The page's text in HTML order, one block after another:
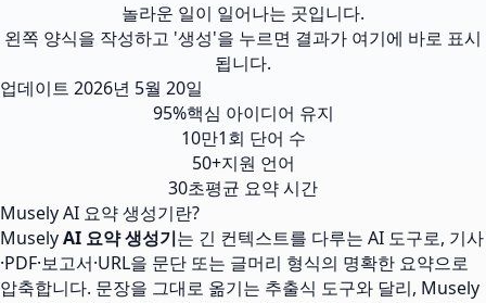
놀라운 일이 일어나는 곳입니다.
왼쪽 양식을 작성하고 '생성'을 누르면 결과가 여기에 바로 표시
됩니다.
업데이트 2026년 5월 20일
95%핵심 아이디어 유지
10만1회 단어 수
50+지원 언어
30초평균 요약 시간
Musely AI 요약 생성기란?
MuselyAI 요약 생성기는 긴 컨텍스트를 다루는 AI 도구로, 기사
·PDF·보고서·URL을 문단 또는 글머리 형식의 명확한 요약으로
압축합니다. 문장을 그대로 옮기는 추출식 도구와 달리, Musely